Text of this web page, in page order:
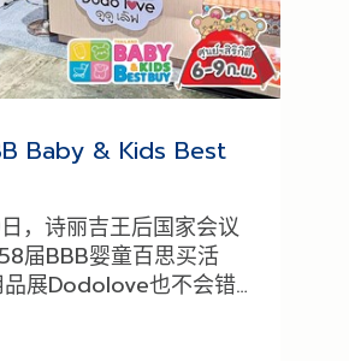
Baby & Kids Best
，诗丽吉王后国家会议
届BBB婴童百思买活
展Dodolove也不会错
别折扣促销活动既有折
今年，Dodo